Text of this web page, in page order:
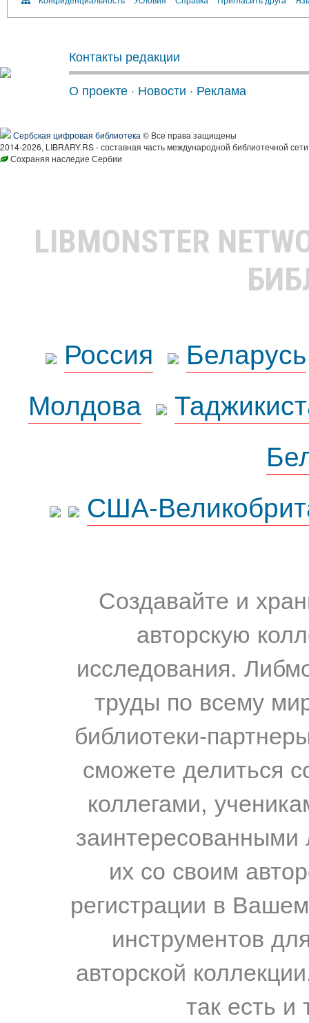
Контакты редакции
О проекте · Новости · Реклама
Сербская цифровая библиотека © Все права защищены
2014-2026, LIBRARY.RS - составная часть международной библиотечной
Сохраняя наследие Сербии
LIBMONSTER
Россия
Беларусь
Молдова
США-
Создавайте и
авторскую
исследования.
труды по всему
библиотеки-
сможете делиться
коллегами,
их со своим
регистрации в
инструментов
авторской
так есть и